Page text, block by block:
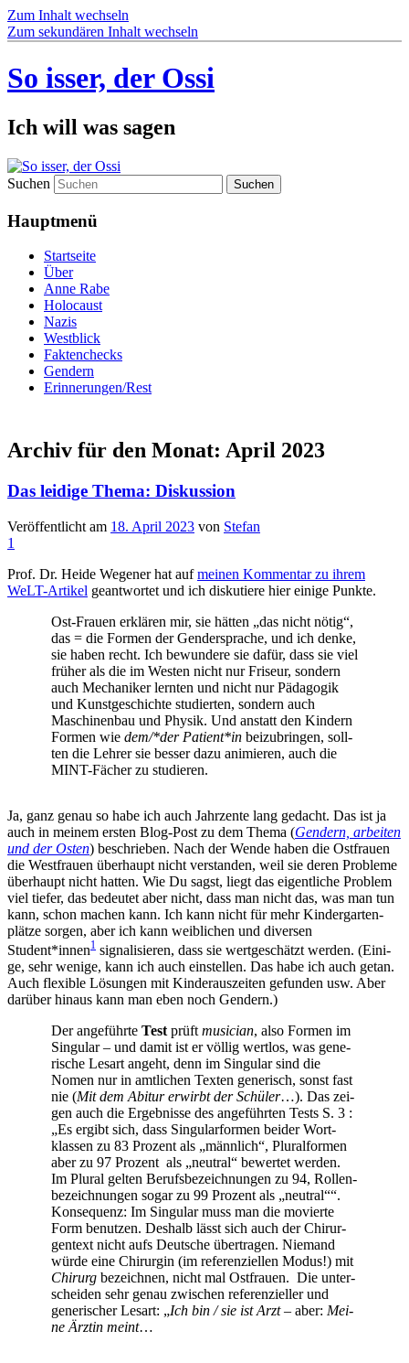
Zum Inhalt wechseln
Zum sekundären Inhalt wechseln
So isser, der Ossi
Ich will was sagen
Suchen
Hauptmenü
Startseite
Über
Anne Rabe
Holocaust
Nazis
Westblick
Faktenchecks
Gendern
Erinnerungen/Rest
Archiv für den Monat: April 2023
Das leidige Thema: Diskussion
Veröffentlicht am 18. April 2023 von Stefan
1
Prof. Dr. Hei­de Wege­ner hat aufmei­nen Kom­men­tar zu ihrem
WeLT-Arti­kel geant­wor­tet und ich dis­ku­tie­re hier eini­ge Punkte.
Ost-Frau­en erklä­ren mir, sie hät­ten „das nicht nötig“,
das = die For­men der Gen­der­spra­che, und ich den­ke,
sie haben recht. Ich bewun­de­re sie dafür, dass sie viel
frü­her als die im Wes­ten nicht nur Fri­seur, son­dern
auch Mecha­ni­ker lern­ten und nicht nur Päd­ago­gik
und Kunst­ge­schich­te stu­dier­ten, son­dern auch
Maschi­nen­bau und Phy­sik. Und anstatt den Kin­dern
For­men wie dem/*der Patient*in bei­zu­brin­gen, soll­
ten die Leh­rer sie bes­ser dazu ani­mie­ren, auch die
MINT-Fächer zu studieren.
Ja, ganz genau so habe ich auch Jahr­zen­te lang gedacht. Das ist ja
auch in mei­nem ers­ten Blog-Post zu dem The­ma (Gen­dern, arbei­ten
und der Osten) beschrie­ben. Nach der Wen­de haben die Ost­frau­en
die West­frau­en über­haupt nicht ver­stan­den, weil sie deren Pro­ble­me
über­haupt nicht hat­ten. Wie Du sagst, liegt das eigent­li­che Pro­blem
viel tie­fer, das bedeu­tet aber nicht, dass man nicht das, was man tun
kann, schon machen kann. Ich kann nicht für mehr Kin­der­gar­ten­
plät­ze sor­gen, aber ich kann weib­li­chen und diver­sen
Student*innen1 signa­li­sie­ren, dass sie wert­ge­schätzt wer­den. (Eini­
ge, sehr weni­ge, kann ich auch ein­stel­len. Das habe ich auch getan.
Auch fle­xi­ble Lösun­gen mit Kin­der­aus­zei­ten gefun­den usw. Aber
dar­über hin­aus kann man eben noch Gendern.)
Der ange­führ­te Test prüft musi­ci­an, also For­men im
Sin­gu­lar – und damit ist er völ­lig wert­los, was gene­
ri­sche Les­art angeht, denn im Sin­gu­lar sind die
Nomen nur in amt­li­chen Tex­ten gene­risch, sonst fast
nie (Mit dem Abitur erwirbt der Schü­ler…). Das zei­
gen auch die Ergeb­nis­se des ange­führ­ten Tests S. 3 :
„Es ergibt sich, dass Sin­gu­lar­for­men bei­der Wort­
klas­sen zu 83 Pro­zent als „männ­lich“, Plu­ral­for­men
aber zu 97 Pro­zent als „neu­tral“ bewer­tet wer­den.
Im Plu­ral gel­ten Berufs­be­zeich­nun­gen zu 94, Rol­len­
be­zeich­nun­gen sogar zu 99 Pro­zent als „neu­tral““.
Kon­se­quenz: Im Sin­gu­lar muss man die movier­te
Form benut­zen. Des­halb lässt sich auch der Chir­ur­
gen­text nicht aufs Deut­sche über­tra­gen. Nie­mand
wür­de eine Chir­ur­gin (im refe­ren­zi­el­len Modus!) mit
Chir­urg bezeich­nen, nicht mal Ost­frau­en. Die unter­
schei­den sehr genau zwi­schen refe­ren­zi­el­ler und
gene­ri­scher Les­art: „Ich bin / sie ist Arzt– aber: Mei­
ne Ärz­tin meint…